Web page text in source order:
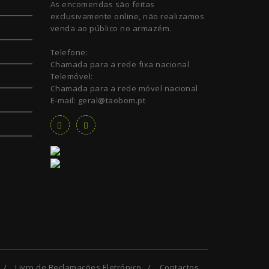
As encomendas são feitas
exclusivamente online, não realizamos
venda ao público no armazém.
Telefone:
Chamada para a rede fixa nacional
Telemóvel:
Chamada para a rede móvel nacional
E-mail: geral@taobom.pt